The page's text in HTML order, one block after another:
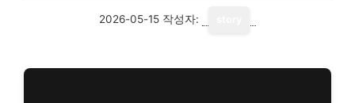
2026-05-15 작성자: